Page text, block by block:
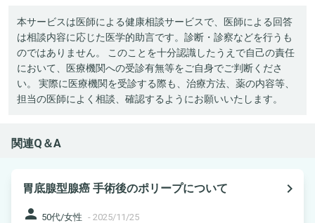
本サービスは医師による健康相談サービスで、医師による回答
は相談内容に応じた医学的助言です。診断・診察などを行うも
のではありません。 このことを十分認識したうえで自己の責任
において、医療機関への受診有無等をご自身でご判断くださ
い。 実際に医療機関を受診する際も、治療方法、薬の内容等、
担当の医師によく相談、確認するようにお願いいたします。
関連Q＆A
胃底腺型腺癌 手術後のポリープについて
navigate_next
person 50代/女性 - 2025/11/25